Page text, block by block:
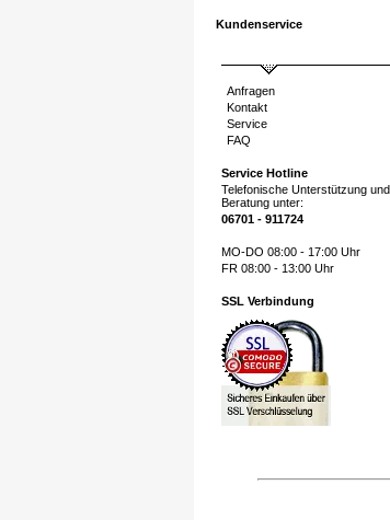
Kundenservice
Anfragen
Kontakt
Service
FAQ
Service Hotline
Telefonische Unterstützung und
Beratung unter:
06701 - 911724
MO-DO 08:00 - 17:00 Uhr
FR 08:00 - 13:00 Uhr
SSL Verbindung